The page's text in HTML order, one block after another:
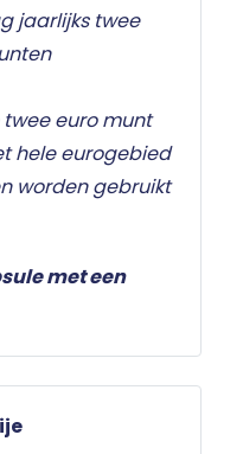
jaarlijks twee
euro munt
hele eurogebied
worden gebruikt
met een